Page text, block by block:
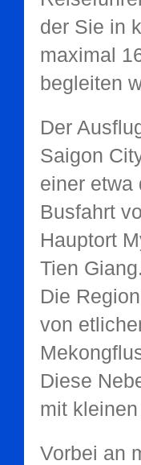
der Sie in
maximal
begleiten
Der
Saigon
einer etwa
Busfahrt
Hauptort
Tien Giang.
Die
von
Diese
mit
Vorbei an